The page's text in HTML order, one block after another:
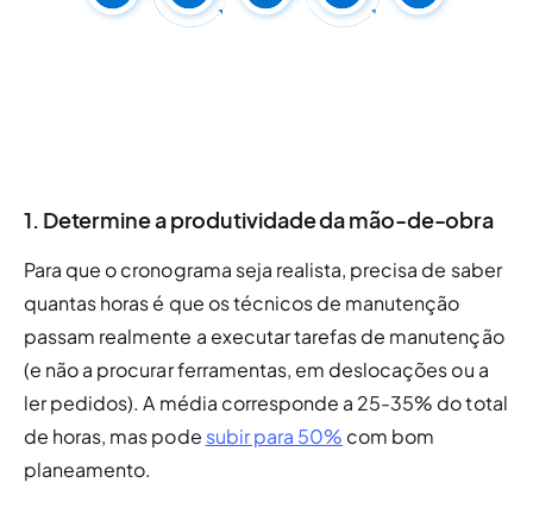
1. Determine a produtividade da mão-de-obra
Para que o cronograma seja realista, precisa de saber
quantas horas é que os técnicos de manutenção
passam realmente a executar tarefas de manutenção
(e não a procurar ferramentas, em deslocações ou a
ler pedidos). A média corresponde a 25-35% do total
de horas, mas pode subir para 50% com bom
planeamento.